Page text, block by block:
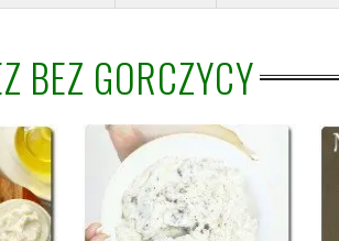
BEZ GORCZYCY